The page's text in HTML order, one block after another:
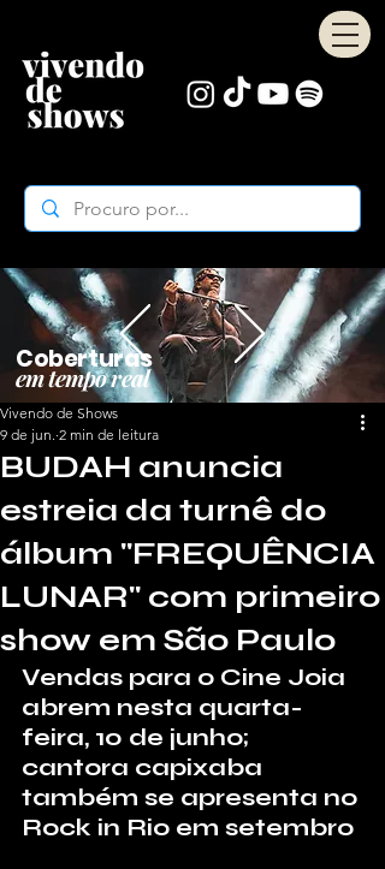
Coberturas
em tempo real
BUDAH anuncia
estreia da turnê do
álbum "FREQUÊNCIA
LUNAR" com primeiro
show em São Paulo
Vivendo de Shows
9 de jun. 2 min de leitura
Vendas para o Cine Joia
abrem nesta quarta-
feira, 10 de junho;
cantora capixaba
também se apresenta no
Rock in Rio em setembro